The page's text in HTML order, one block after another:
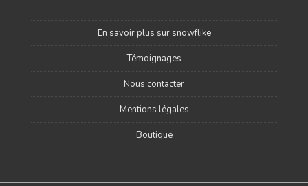
En savoir plus sur snowflike
Témoignages
Nous contacter
Mentions légales
Boutique